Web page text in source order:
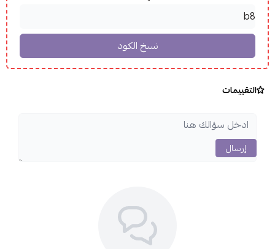
التقييمات
إرسال